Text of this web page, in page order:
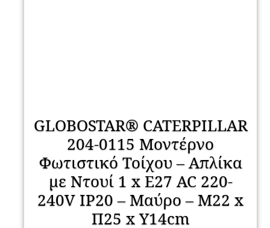
GLOBOSTAR® CATERPILLAR
204-0115 Μοντέρνο
Φωτιστικό Τοίχου – Απλίκα
με Ντουί 1 x E27 AC 220-
240V IP20 – Μαύρο – Μ22 x
Π25 x Υ14cm